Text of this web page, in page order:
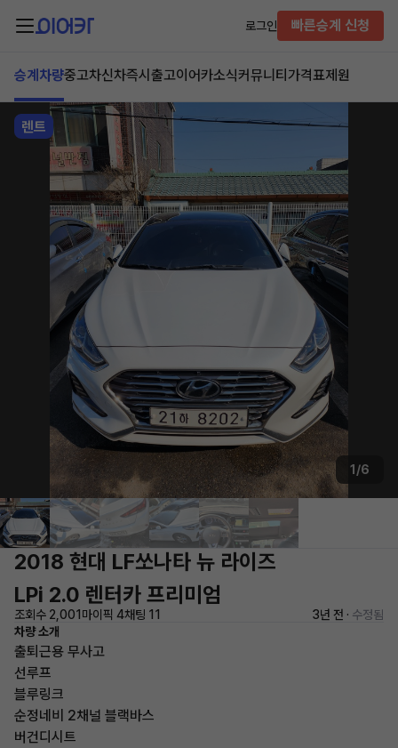
로그인 빠른승계 신청
승계차량중고차신차즉시출고이어카소식커뮤니티 가격표제원
렌트
1/6
2018 현대 LF쏘나타 뉴 라이즈
LPi 2.0 렌터카 프리미엄
조회수 2,001 마이픽 4채팅 11 3년 전 · 수정됨
차량 소개
출퇴근용 무사고
선루프
블루링크
순정네비 2채널 블랙바스
버건디시트